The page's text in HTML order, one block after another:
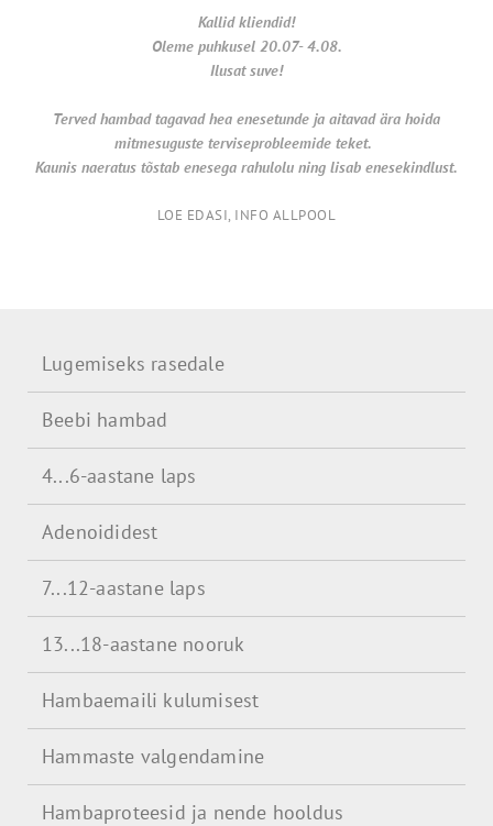
Kallid kliendid!
Oleme puhkusel 20.07- 4.08.
Ilusat suve!
Terved hambad tagavad hea enesetunde ja aitavad ära hoida
mitmesuguste terviseprobleemide teket.
Kaunis naeratus tõstab enesega rahulolu ning lisab enesekindlust.
LOE EDASI, INFO ALLPOOL
Lugemiseks rasedale
Beebi hambad
4...6-aastane laps
Adenoididest
7...12-aastane laps
13...18-aastane nooruk
Hambaemaili kulumisest
Hammaste valgendamine
Hambaproteesid ja nende hooldus